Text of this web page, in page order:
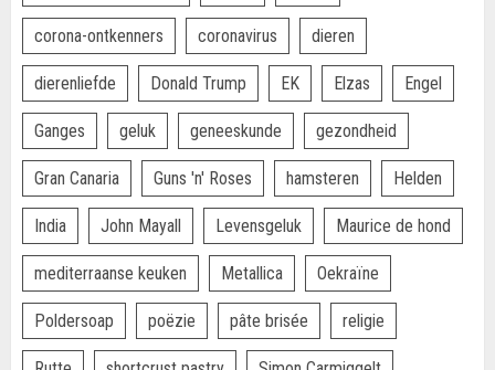
corona-ontkenners coronavirus dieren
dierenliefde Donald Trump EK Elzas Engel
Ganges geluk geneeskunde gezondheid
Gran Canaria Guns 'n' Roses hamsteren Helden
India John Mayall Levensgeluk Maurice de hond
mediterraanse keuken Metallica Oekraïne
Poldersoap poëzie pâte brisée religie